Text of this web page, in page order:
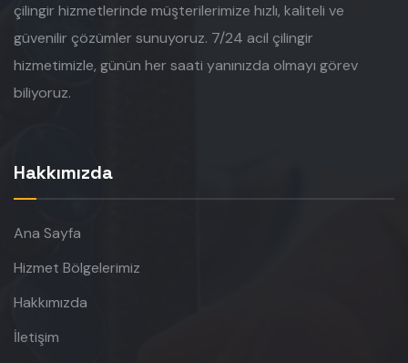
çilingir hizmetlerinde müşterilerimize hızlı, kaliteli ve
güvenilir çözümler sunuyoruz. 7/24 acil çilingir
hizmetimizle, günün her saati yanınızda olmayı görev
biliyoruz.
Hakkımızda
Ana Sayfa
Hizmet Bölgelerimiz
Hakkımızda
İletişim